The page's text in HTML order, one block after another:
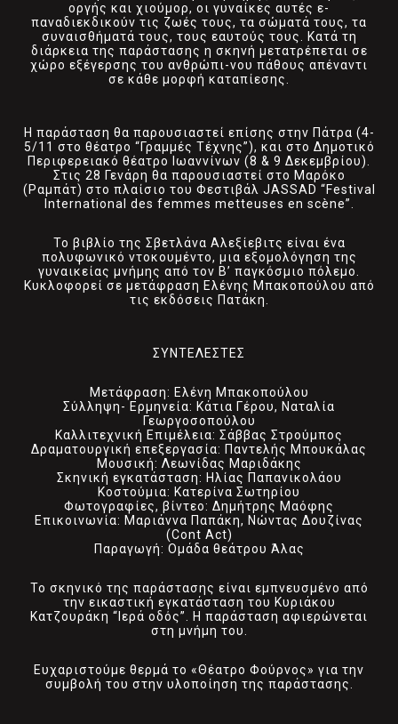
οργής και χιούμορ, οι γυναίκες αυτές ε-
παναδιεκδικούν τις ζωές τους, τα σώματά τους, τα
συναισθήματά τους, τους εαυτούς τους. Κατά τη
διάρκεια της παράστασης η σκηνή μετατρέπεται σε
χώρο εξέγερσης του ανθρώπι-νου πάθους απέναντι
σε κάθε μορφή καταπίεσης.
Η παράσταση θα παρουσιαστεί επίσης στην Πάτρα (4-
5/11 στο θέατρο “Γραμμές Τέχνης”), και στο Δημοτικό
Περιφερειακό θέατρο Ιωαννίνων (8 & 9 Δεκεμβρίου).
Στις 28 Γενάρη θα παρουσιαστεί στο Μαρόκο
(Ραμπάτ) στο πλαίσιο του Φεστιβάλ JASSAD “Festival
International des femmes metteuses en scène”.
Το βιβλίο της Σβετλάνα Αλεξίεβιτς είναι ένα
πολυφωνικό ντοκουμέντο, μια εξομολόγηση της
γυναικείας μνήμης από τον Β’ παγκόσμιο πόλεμο.
Κυκλοφορεί σε μετάφραση Ελένης Μπακοπούλου από
τις εκδόσεις Πατάκη.
ΣΥΝΤΕΛΕΣΤΕΣ
Μετάφραση: Ελένη Μπακοπούλου
Σύλληψη- Ερμηνεία: Κάτια Γέρου, Ναταλία
Γεωργοσοπούλου
Kαλλιτεχνική Επιμέλεια: Σάββας Στρούμπος
Δραματουργική επεξεργασία: Παντελής Μπουκάλας
Μουσική: Λεωνίδας Μαριδάκης
Σκηνική εγκατάσταση: Ηλίας Παπανικολάου
Κοστούμια: Κατερίνα Σωτηρίου
Φωτογραφίες, βίντεο: Δημήτρης Μαόφης
Επικοινωνία: Μαριάννα Παπάκη, Νώντας Δουζίνας
(Cont Act)
Παραγωγή: Ομάδα θεάτρου Άλας
Το σκηνικό της παράστασης είναι εμπνευσμένο από
την εικαστική εγκατάσταση του Κυριάκου
Κατζουράκη “Ιερά οδός”. Η παράσταση αφιερώνεται
στη μνήμη του.
Ευχαριστούμε θερμά το «Θέατρο Φούρνος» για την
συμβολή του στην υλοποίηση της παράστασης.